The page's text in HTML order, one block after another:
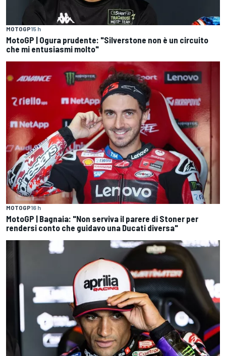
MOTOGP15 h
MotoGP | Ogura prudente: "Silverstone non è un circuito
che mi entusiasmi molto"
MOTOGP16 h
MotoGP | Bagnaia: "Non serviva il parere di Stoner per
rendersi conto che guidavo una Ducati diversa"